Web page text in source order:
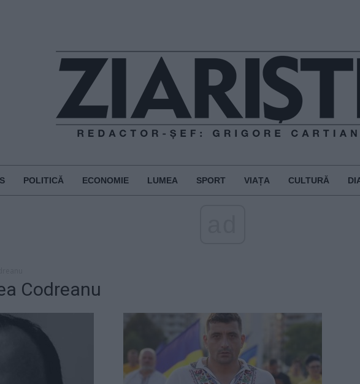
POLITICĂ ECONOMIE LUMEA SPORT VIAȚA CULTURĂ
Codreanu